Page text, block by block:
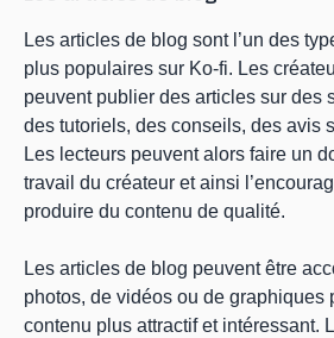
Les articles de blog sont l’un des
plus populaires sur Ko-fi. Les
peuvent publier des articles sur des
des tutoriels, des conseils, des avis
Les lecteurs peuvent alors faire un
travail du créateur et ainsi
produire du contenu de qualité.
Les articles de blog peuvent être
photos, de vidéos ou de graphiques
contenu plus attractif et intéressant.